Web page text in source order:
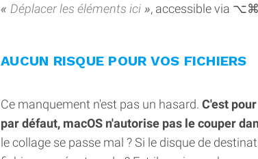
Déplacer les éléments ici
, accessible via
AUCUN RISQUE POUR VOS FICHIERS
Ce manquement n'est pas un hasard. C'est
par défaut, macOS n'autorise pas le couper
le collage se passe mal ? Si le disque de